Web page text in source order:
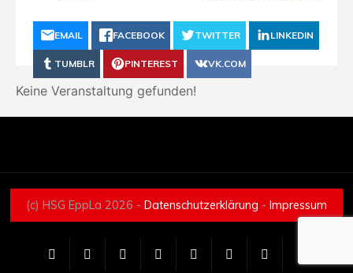
EMAIL FACEBOOK TWITTER LINKEDIN
TUMBLR PINTEREST VK.COM
Keine Veranstaltung gefunden!
(c) HSG EppLa 2026 - Datenschutzerklärung - Impressum